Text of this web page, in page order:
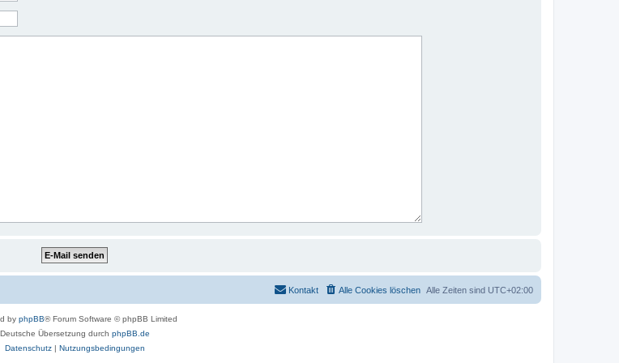
Alle Zeiten sind UTC+02:00
Alle Cookies löschen
Kontakt
by phpBB® Forum Software © phpBB Limited
Deutsche Übersetzung durch phpBB.de
Datenschutz| Nutzungsbedingungen